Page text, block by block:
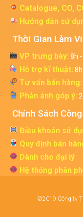
Catalogue, CO,
Hướng dẫn sử
Thời Gian Làm
VP trưng bày: 8h
Hỗ trợ kĩ thuật:
Tư vấn bán hàng:
Phản ánh góp ý:
Chính Sách
Điều khoản sử
Quy định bán
Dành cho đại lý
Hệ thống phân
©2019 Công ty